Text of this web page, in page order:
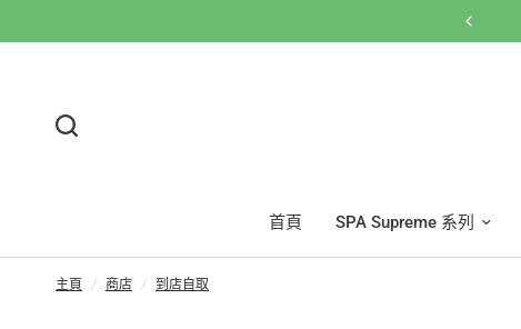
首頁 SPA Supreme 系列
主頁 / 商店 / 到店自取